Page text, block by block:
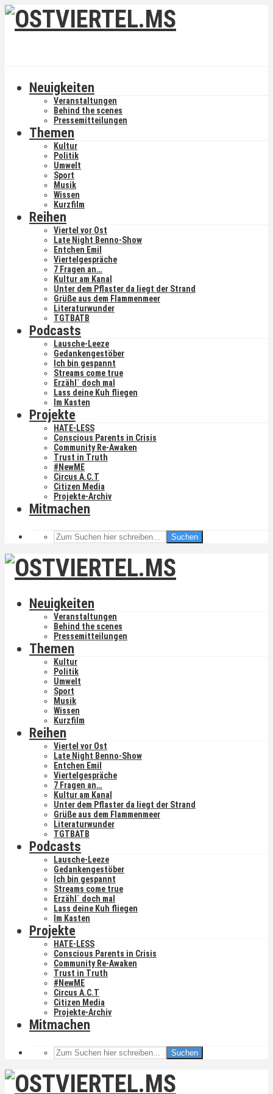
Neuigkeiten
Veranstaltungen
Behind the scenes
Pressemitteilungen
Themen
Kultur
Politik
Umwelt
Sport
Musik
Wissen
Kurzfilm
Reihen
Viertel vor Ost
Late Night Benno-Show
Entchen Emil
Viertelgespräche
7 Fragen an…
Kultur am Kanal
Unter dem Pflaster da liegt der Strand
Grüße aus dem Flammenmeer
Literaturwunder
TGTBATB
Podcasts
Lausche-Leeze
Gedankengestöber
Ich bin gespannt
Streams come true
Erzähl´ doch mal
Lass deine Kuh fliegen
Im Kasten
Projekte
HATE-LESS
Conscious Parents in Crisis
Community Re-Awaken
Trust in Truth
#NewME
Circus A.C.T
Citizen Media
Projekte-Archiv
Mitmachen
Suchen
Neuigkeiten
Veranstaltungen
Behind the scenes
Pressemitteilungen
Themen
Kultur
Politik
Umwelt
Sport
Musik
Wissen
Kurzfilm
Reihen
Viertel vor Ost
Late Night Benno-Show
Entchen Emil
Viertelgespräche
7 Fragen an…
Kultur am Kanal
Unter dem Pflaster da liegt der Strand
Grüße aus dem Flammenmeer
Literaturwunder
TGTBATB
Podcasts
Lausche-Leeze
Gedankengestöber
Ich bin gespannt
Streams come true
Erzähl´ doch mal
Lass deine Kuh fliegen
Im Kasten
Projekte
HATE-LESS
Conscious Parents in Crisis
Community Re-Awaken
Trust in Truth
#NewME
Circus A.C.T
Citizen Media
Projekte-Archiv
Mitmachen
Suchen